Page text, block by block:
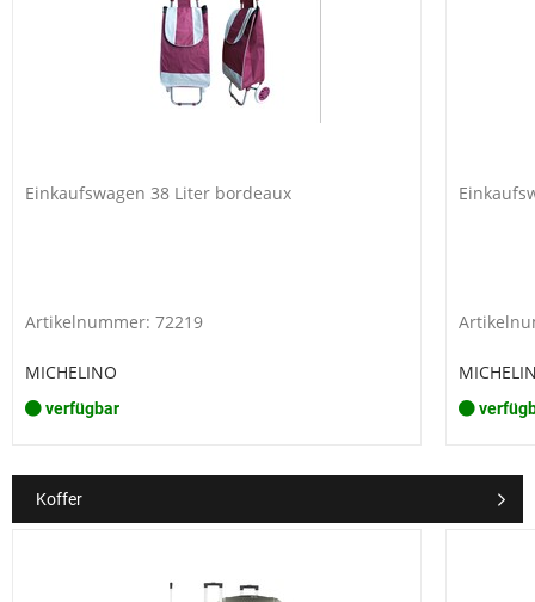
Einkaufswagen 38 Liter bordeaux
Artikelnummer: 72219
MICHELINO
verfügbar
Koffer